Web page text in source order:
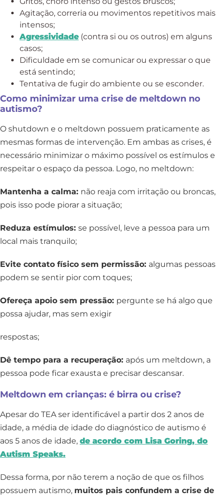
Agitação, correria ou movimentos repetitivos mais
intensos;
Agressividade (contra si ou os outros) em alguns
casos;
Dificuldade em se comunicar ou expressar o que
está sentindo;
Tentativa de fugir do ambiente ou se esconder.
Como minimizar uma crise de meltdown no
autismo?
O shutdown e o meltdown possuem praticamente as
mesmas formas de intervenção. Em ambas as crises, é
necessário minimizar o máximo possível os estímulos e
respeitar o espaço da pessoa. Logo, no meltdown:
Mantenha a calma: não reaja com irritação ou broncas,
pois isso pode piorar a situação;
Reduza estímulos: se possível, leve a pessoa para um
local mais tranquilo;
Evite contato físico sem permissão: algumas pessoas
podem se sentir pior com toques;
Ofereça apoio sem pressão: pergunte se há algo que
possa ajudar, mas sem exigir
respostas;
Dê tempo para a recuperação: após um meltdown, a
pessoa pode ficar exausta e precisar descansar.
Meltdown em crianças: é birra ou crise?
Apesar do TEA ser identificável a partir dos 2 anos de
idade, a média de idade do diagnóstico de autismo é
aos 5 anos de idade, de acordo com Lisa Goring, do
Autism Speaks.
Dessa forma, por não terem a noção de que os filhos
possuem autismo, muitos pais confundem a crise de